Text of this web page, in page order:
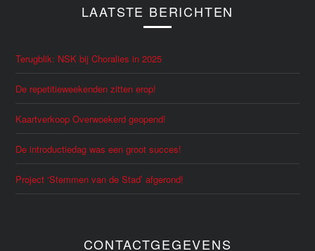
LAATSTE BERICHTEN
Terugblik: NSK bij Choralies in 2025
De repetitieweekenden zitten erop!
Kaartverkoop Overwoekerd geopend!
De introductiedag was een groot succes!
Project ‘Stemmen van de Stad’ afgerond!
CONTACTGEGEVENS